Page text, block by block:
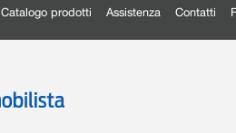
Catalogo prodotti Assistenza Contatti